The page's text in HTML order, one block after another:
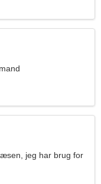
jeg har brug for